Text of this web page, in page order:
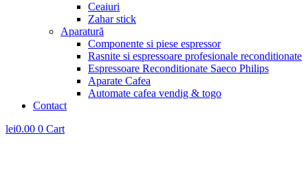
Ceaiuri
Zahar stick
Aparatură
Componente si piese espressor
Rasnite si espressoare profesionale reconditionate
Espressoare Reconditionate Saeco Philips
Aparate Cafea
Automate cafea vendig & togo
Contact
lei0.00 0 Cart